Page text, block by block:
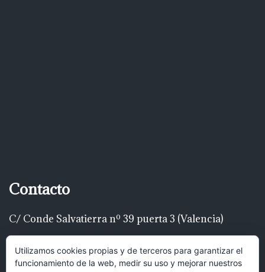
Contacto
C/ Conde Salvatierra nº 39 puerta 3 (Valencia)
Telf: 616 22 00 22
Utilizamos cookies propias y de terceros para garantizar el
funcionamiento de la web, medir su uso y mejorar nuestros